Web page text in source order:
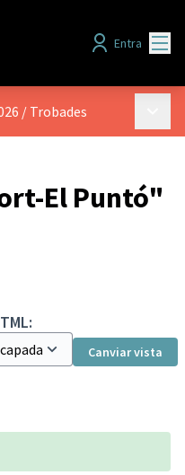
Entra
/ Trobades
El Puntó"
Canviar vista